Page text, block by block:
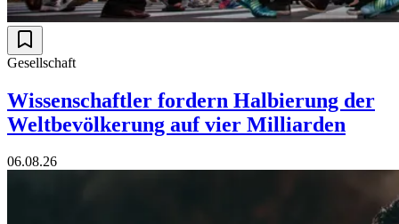
Gesellschaft
Wissenschaftler fordern Halbierung der
Weltbevölkerung auf vier Milliarden
06.08.26